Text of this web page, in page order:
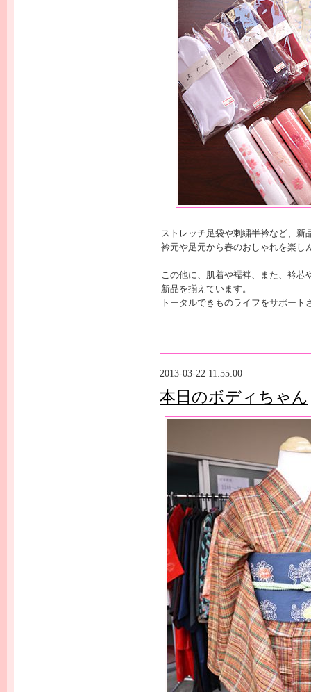
ストレッチ足袋や刺繍半衿など、新
衿元や足元から春のおしゃれを楽し
この他に、肌着や襦袢、また、衿芯
新品を揃えています。
トータルできものライフをサポート
2013-03-22 11:55:00
本日のボディちゃん